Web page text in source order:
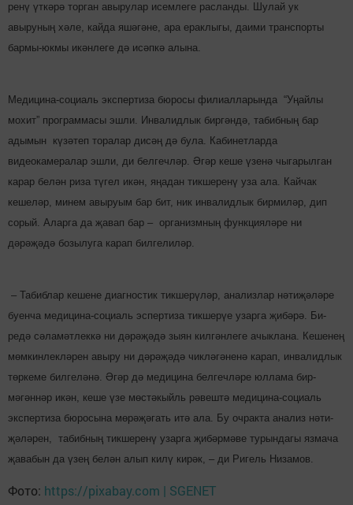
ренү үткәрә торган авырулар исемлеге расланды. Шулай ук
авыруның хәле, кайда яшә­гәне, ара ераклыгы, даими транспорты
бар­мы-юкмы икәнлеге дә исәпкә алына.
Медицина-социаль экс­пер­тиза бюросы филиалларында “Уңайлы
мохит” программасы эшли. Инвалидлык биргәндә, табибның бар
адымын күзәтеп торалар дисәң дә була. Кабинетларда
видеокамералар эшли, ди белгеч­ләр. Әгәр кеше үзенә чыгарылган
карар белән риза түгел икән, яңадан тикшеренү уза ала. Кайчак
кешеләр, минем авыруым бар бит, ник инвалидлык бирмиләр, дип
сорый. Аларга да җавап бар – орга­низмның функцияләре ни
дәрәҗәдә бозылуга карап билгелиләр.
– Табиблар кешене диагностик тикшерүләр, анализлар нәтиҗәләре
буенча ме­дицина-социаль эспертиза тикшерүе узарга җибәрә. Би­
редә сәламәтлеккә ни дәрә­җәдә зыян килгәнлеге ачыклана. Кешенең
мөм­кин­лек­ләрен авыру ни дә­рәҗәдә чикләгәненә карап, инвалидлык
төркеме бил­геләнә. Әгәр дә медицина бел­гечләре юллама бир­
мәгәннәр икән, кеше үзе мөстәкыйль рәвештә ме­дицина-социаль
экспертиза бюросына мөрәҗәгать итә ала. Бу очракта анализ нә­ти­
җәләрен, табибның тик­ше­ренү узарга җибәрмәве турындагы язмача
җавабын да үзең белән алып килү кирәк, – ди Ригель Низамов.
Фото: https://pixabay.com | SGENET